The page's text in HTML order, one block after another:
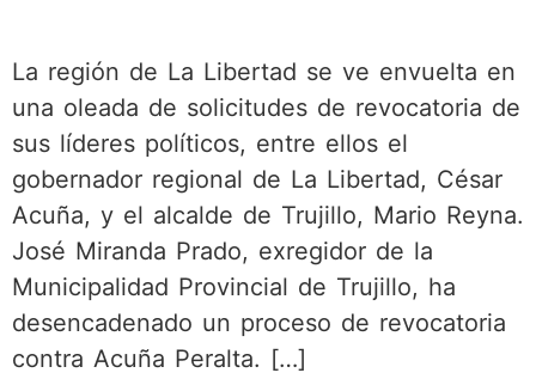
La región de La Libertad se ve envuelta en
una oleada de solicitudes de revocatoria de
sus líderes políticos, entre ellos el
gobernador regional de La Libertad, César
Acuña, y el alcalde de Trujillo, Mario Reyna.
José Miranda Prado, exregidor de la
Municipalidad Provincial de Trujillo, ha
desencadenado un proceso de revocatoria
contra Acuña Peralta. […]